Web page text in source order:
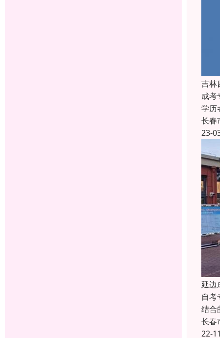
吉林
成考
学历
长春
23-
延边
自
结合
长春
22-